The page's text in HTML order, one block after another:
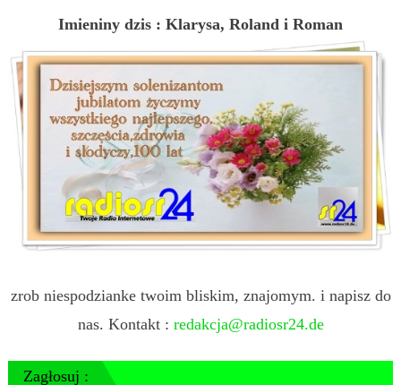
Imieniny dzis : Klarysa, Roland i Roman
zrob niespodzianke twoim bliskim, znajomym. i napisz do
nas. Kontakt : redakcja@radiosr24.de
Zagłosuj :